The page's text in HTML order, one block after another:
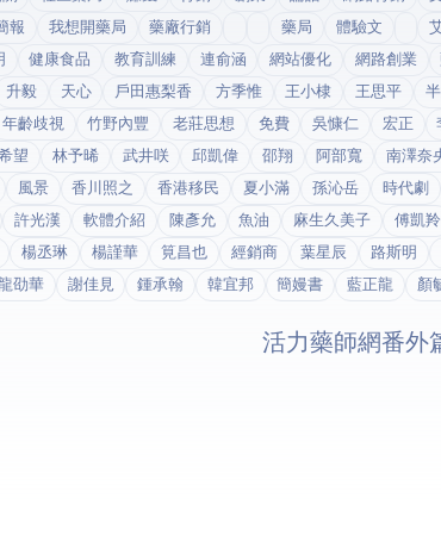
報 我想開藥局 藥廠行銷 藥局 體驗文
健康食品 教育訓練 連俞涵 網站優化 網路創業
升毅 天心 戶田惠梨香 方季惟 王小棣 王思平
年齡歧視 竹野內豐 老莊思想 免費 吳慷仁 宏正
望 林予晞 武井咲 邱凱偉 邵翔 阿部寬 南澤奈
風景 香川照之 香港移民 夏小滿 孫沁岳 時代劇
許光漢 軟體介紹 陳彥允 魚油 麻生久美子 傅凱羚
楊丞琳 楊謹華 筧昌也 經銷商 葉星辰 路斯明
劭華 謝佳見 鍾承翰 韓宜邦 簡嫚書 藍正龍 顏
© 2026 活力藥師網番